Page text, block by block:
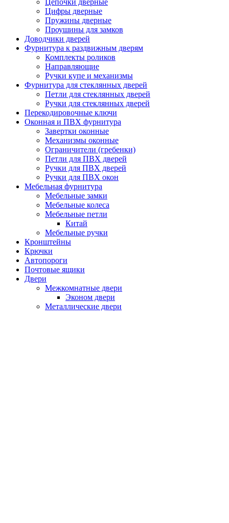
Цифры дверные
Пружины дверные
Проушины для замков
Доводчики дверей
Фурнитура к раздвижным дверям
Комплекты роликов
Направляющие
Ручки купе и механизмы
Фурнитура для стеклянных дверей
Петли для стеклянных дверей
Ручки для стеклянных дверей
Перекодировочные ключи
Оконная и ПВХ фурнитура
Завертки оконные
Механизмы оконные
Ограничители (гребенки)
Петли для ПВХ дверей
Ручки для ПВХ дверей
Ручки для ПВХ окон
Мебельная фурнитура
Мебельные замки
Мебельные колеса
Мебельные петли
Китай
Мебельные ручки
Кронштейны
Крючки
Автопороги
Почтовые ящики
Двери
Межкомнатные двери
Эконом двери
Металлические двери